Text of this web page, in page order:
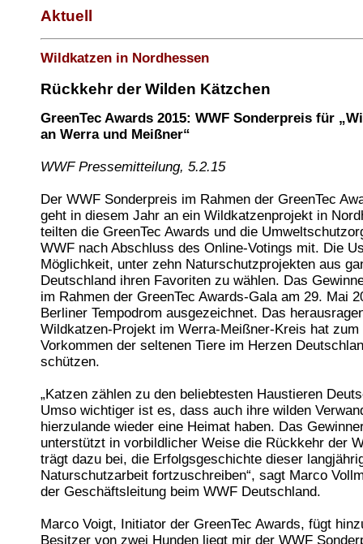
Aktuell
Wildkatzen in Nordhessen
Rückkehr der Wilden Kätzchen
GreenTec Awards 2015: WWF Sonderpreis für
an Werra und Meißner“
WWF Pressemitteilung, 5.2.15
Der WWF Sonderpreis im Rahmen der GreenTec
geht in diesem Jahr an ein Wildkatzenprojekt in
teilten die GreenTec Awards und die
WWF nach Abschluss des Online-Votings mit. Die
Möglichkeit, unter zehn Naturschutzprojekten aus
Deutschland ihren Favoriten zu wählen. Das
im Rahmen der GreenTec Awards-Gala am 29. Mai
Berliner Tempodrom ausgezeichnet. Das
Wildkatzen-Projekt im Werra-Meißner-Kreis hat zum
Vorkommen der seltenen Tiere im Herzen
schützen.
„Katzen zählen zu den beliebtesten Haustieren
Umso wichtiger ist es, dass auch ihre wilden
hierzulande wieder eine Heimat haben. Das
unterstützt in vorbildlicher Weise die Rückkehr der
trägt dazu bei, die Erfolgsgeschichte dieser
Naturschutzarbeit fortzuschreiben“, sagt Marco
der Geschäftsleitung beim WWF Deutschland.
Marco Voigt, Initiator der GreenTec Awards, fügt
Besitzer von zwei Hunden liegt mir der WWF